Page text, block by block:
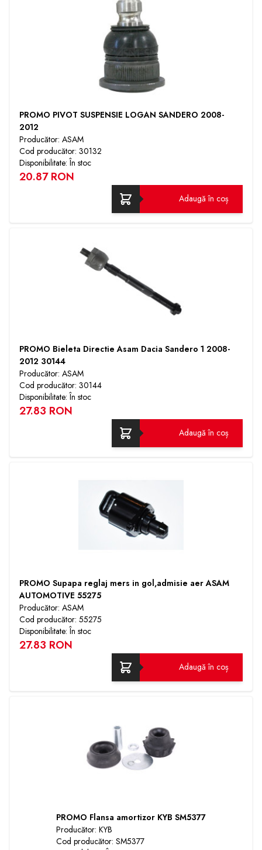
PROMO PIVOT SUSPENSIE LOGAN SANDERO 2008-
2012
Producător: ASAM
Cod producător: 30132
Disponibilitate: În stoc
20.87 RON
Adaugă în coș
PROMO Bieleta Directie Asam Dacia Sandero 1 2008-
2012 30144
Producător: ASAM
Cod producător: 30144
Disponibilitate: În stoc
27.83 RON
Adaugă în coș
PROMO Supapa reglaj mers in gol,admisie aer ASAM
AUTOMOTIVE 55275
Producător: ASAM
Cod producător: 55275
Disponibilitate: În stoc
27.83 RON
Adaugă în coș
PROMO Flansa amortizor KYB SM5377
Producător: KYB
Cod producător: SM5377